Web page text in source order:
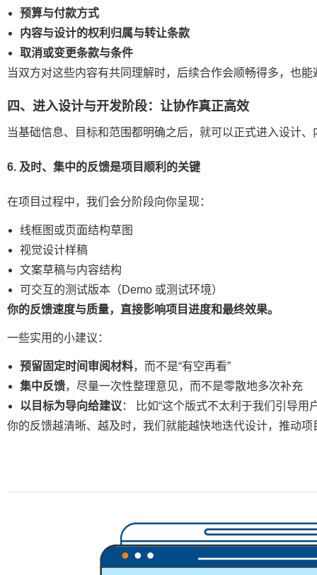
预算与付款方式
内容与设计的权利归属与转让条款
取消或变更条款与条件
当双方对这些内容有共同理解时，后续合作会顺畅得多，也
四、进入设计与开发阶段：让协作真正高效
当基础信息、目标和范围都明确之后，就可以正式进入设计
6. 及时、集中的反馈是项目顺利的关键
在项目过程中，我们会分阶段向你呈现：
线框图或页面结构草图
视觉设计样稿
文案草稿与内容结构
可交互的测试版本（Demo 或测试环境）
你的反馈速度与质量，直接影响项目进度和最终效果。
一些实用的小建议：
预留固定时间审阅材料，而不是“有空再看”
集中反馈，尽量一次性整理意见，而不是零散地多次补充
以目标为导向给建议 ： 比如“这个版式不太利于我们引导用
你的反馈越清晰、越及时，我们就能越快地迭代设计，推动项